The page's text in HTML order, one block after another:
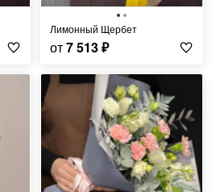
Лимонный Щербет
от7 513₽